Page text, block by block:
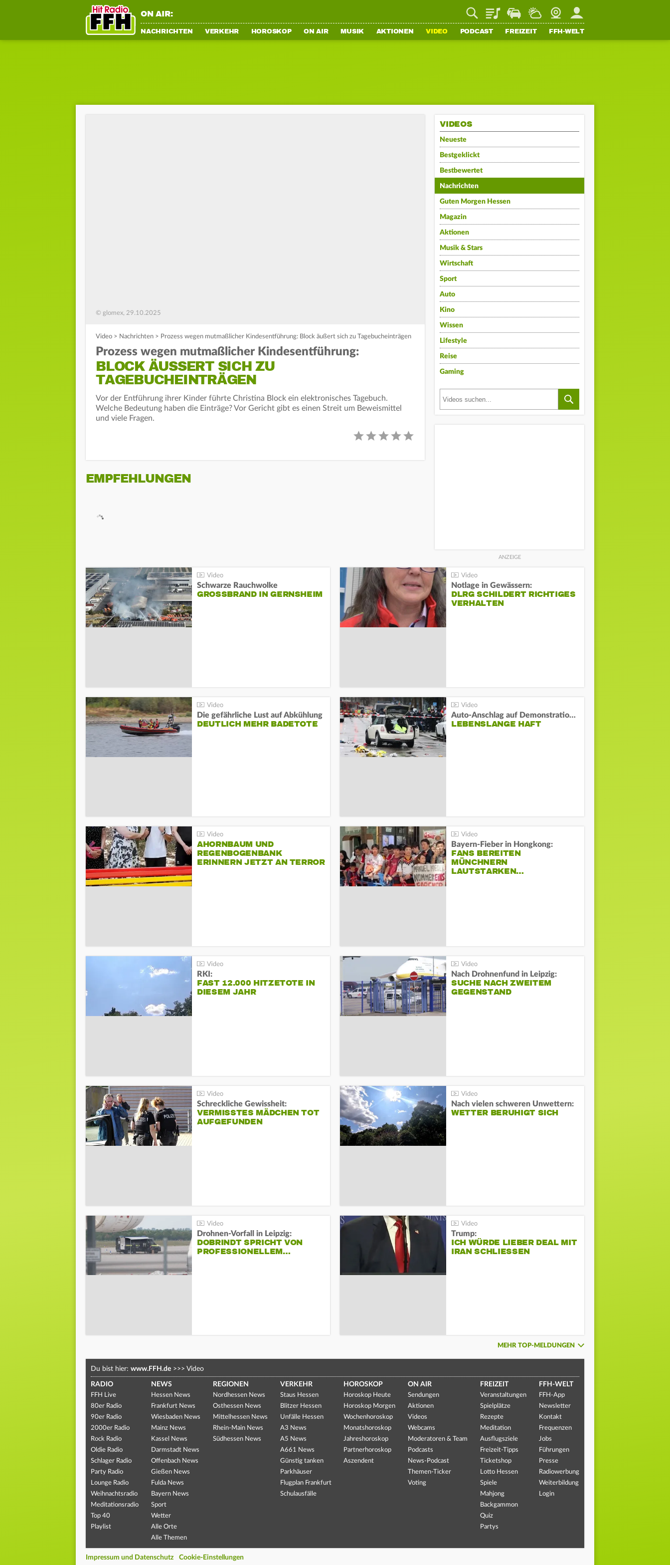
ON AIR: PlaylistStaupilotWetterWebcamMein FFH
NACHRICHTEN VERKEHR HOROSKOP ON AIR MUSIK AKTIONEN VIDEO PODCAST FREIZEIT FFH-WELT
© glomex, 29.10.2025
Video > Nachrichten > Prozess wegen mutmaßlicher Kindesentführung: Block äußert sich zu Tagebucheinträgen
Prozess wegen mutmaßlicher Kindesentführung:
BLOCK ÄUSSERT SICH ZU T
AGEBUCHEINTRÄGEN
Vor der Entführung ihrer Kinder führte Christina Block ein elektronisches Tagebuch.
Welche Bedeutung haben die Einträge? Vor Gericht gibt es einen Streit um Beweismittel
und viele Fragen.
EMPFEHLUNGEN
VIDEOS
Neueste
Bestgeklickt
Bestbewertet
Nachrichten
Guten Morgen Hessen
Magazin
Aktionen
Musik & Stars
Wirtschaft
Sport
Auto
Kino
Wissen
Lifestyle
Reise
Gaming
Schwarze Rauchwolke
GROSSBRAND IN GERNSHEIM
Notlage in Gewässern:
DLRG SCHILDERT RICHTIGES
VERHALTEN
Die gefährliche Lust auf Abkühlung
DEUTLICH MEHR BADETOTE
Auto-Anschlag auf Demonstration in München:
LEBENSLANGE HAFT
AHORNBAUM UND
REGENBOGENBANK
ERINNERN JETZT AN TERROR
Bayern-Fieber in Hongkong:
FANS BEREITEN
MÜNCHNERN
LAUTSTARKEN…
RKI:
FAST 12.000 HITZETOTE IN
DIESEM JAHR
Nach Drohnenfund in Leipzig:
SUCHE NACH ZWEITEM
GEGENSTAND
Schreckliche Gewissheit:
VERMISSTES MÄDCHEN TOT
AUFGEFUNDEN
Nach vielen schweren Unwettern:
WETTER BERUHIGT SICH
Drohnen-Vorfall in Leipzig:
DOBRINDT SPRICHT VON
PROFESSIONELLEM…
Trump:
ICH WÜRDE LIEBER DEAL MIT
IRAN SCHLIESSEN
MEHR TOP-MELDUNGEN
Du bist hier: www.FFH.de >>> Video
RADIO
FFH Live
80er Radio
90er Radio
2000er Radio
Rock Radio
Oldie Radio
Schlager Radio
Party Radio
Lounge Radio
Weihnachtsradio
Meditationsradio
Top 40
Playlist
NEWS
Hessen News
Frankfurt News
Wiesbaden News
Mainz News
Kassel News
Darmstadt News
Offenbach News
Gießen News
Fulda News
Bayern News
Sport
Wetter
Alle Orte
Alle Themen
REGIONEN
Nordhessen News
Osthessen News
Mittelhessen News
Rhein-Main News
Südhessen News
VERKEHR
Staus Hessen
Blitzer Hessen
Unfälle Hessen
A3 News
A5 News
A661 News
Günstig tanken
Parkhäuser
Flugplan Frankfurt
Schulausfälle
HOROSKOP
Horoskop Heute
Horoskop Morgen
Wochenhoroskop
Monatshoroskop
Jahreshoroskop
Partnerhoroskop
Aszendent
ON AIR
Sendungen
Aktionen
Videos
Webcams
Moderatoren & Team
Podcasts
News-Podcast
Themen-Ticker
Voting
FREIZEIT
Veranstaltungen
Spielplätze
Rezepte
Meditation
Ausflugsziele
Freizeit-Tipps
Ticketshop
Lotto Hessen
Spiele
Mahjong
Backgammon
Quiz
Partys
FFH-WELT
FFH-App
Newsletter
Kontakt
Frequenzen
Jobs
Führungen
Presse
Radiowerbung
Weiterbildung
Login
Impressum und Datenschutz Cookie-Einstellungen